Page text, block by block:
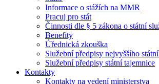
Informace o stážích na MMR
Pracuj pro stát
Činnosti dle § 5 zákona o státní
Benefity
Úřednická zkouška
Služební předpisy nejvyššího
Služební předpisy státní tajemnice
Kontakty
Kontakty na vedení ministerstva